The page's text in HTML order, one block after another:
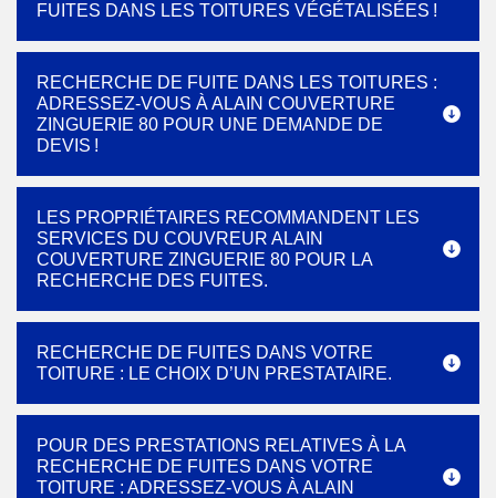
FUITES DANS LES TOITURES VÉGÉTALISÉES !
RECHERCHE DE FUITE DANS LES TOITURES :
ADRESSEZ-VOUS À ALAIN COUVERTURE
ZINGUERIE 80 POUR UNE DEMANDE DE
DEVIS !
LES PROPRIÉTAIRES RECOMMANDENT LES
SERVICES DU COUVREUR ALAIN
COUVERTURE ZINGUERIE 80 POUR LA
RECHERCHE DES FUITES.
RECHERCHE DE FUITES DANS VOTRE
TOITURE : LE CHOIX D’UN PRESTATAIRE.
POUR DES PRESTATIONS RELATIVES À LA
RECHERCHE DE FUITES DANS VOTRE
TOITURE : ADRESSEZ-VOUS À ALAIN